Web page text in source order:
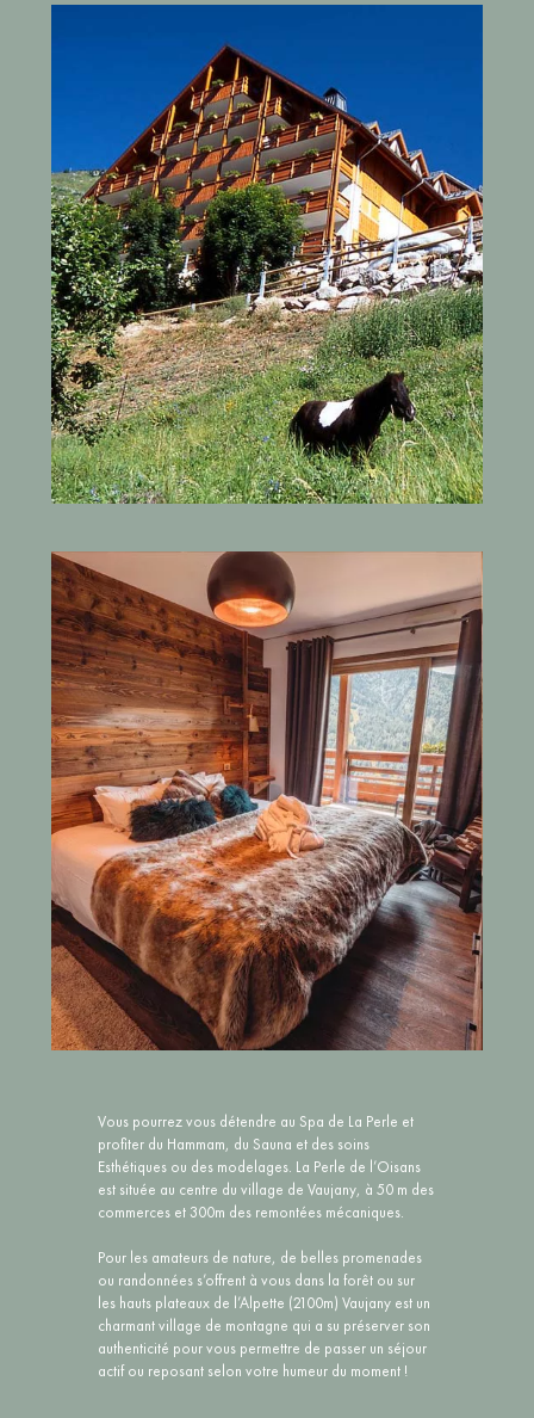
Vous pourrez vous détendre au Spa de La Perle et
profiter du Hammam, du Sauna et des soins
Esthétiques ou des modelages. La Perle de l’Oisans
est située au centre du village de Vaujany, à 50 m des
commerces et 300m des remontées mécaniques.
Pour les amateurs de nature, de belles promenades
ou randonnées s’offrent à vous dans la forêt ou sur
les hauts plateaux de l’Alpette (2100m) Vaujany est un
charmant village de montagne qui a su préserver son
authenticité pour vous permettre de passer un séjour
actif ou reposant selon votre humeur du moment !